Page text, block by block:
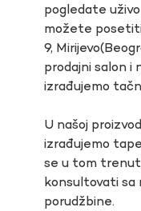
pogledate
možete posetiti
9,
prodajni salon i
izrađujemo
U našoj
izrađujemo
se u tom
konsultovati sa
porudžbine.